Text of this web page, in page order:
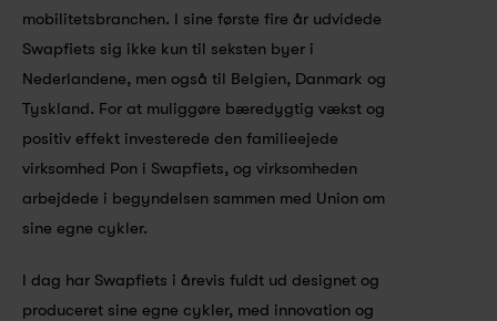
mobilitetsbranchen. I sine første fire år udvidede
Swapfiets sig ikke kun til seksten byer i
Nederlandene, men også til Belgien, Danmark og
Tyskland. For at muliggøre bæredygtig vækst og
positiv effekt investerede den familieejede
virksomhed Pon i Swapfiets, og virksomheden
arbejdede i begyndelsen sammen med Union om
sine egne cykler.
I dag har Swapfiets i årevis fuldt ud designet og
produceret sine egne cykler, med innovation og